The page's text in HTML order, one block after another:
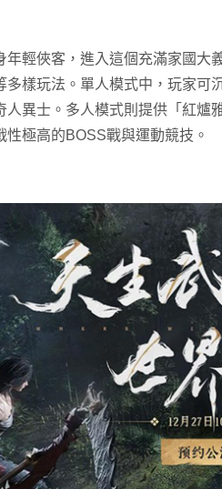
年輕俠客，進入這個充滿家國大
多樣玩法。單人模式中，玩家可
人異士。多人模式則提供「紅爐
性極高的BOSS戰與運動競技。